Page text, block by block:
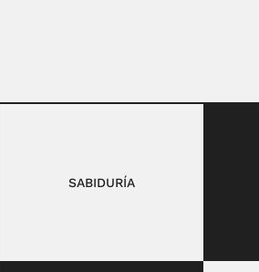
SABIDURÍA